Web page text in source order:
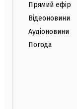
Прямий ефір
Відеоновини
Аудіоновини
Погода